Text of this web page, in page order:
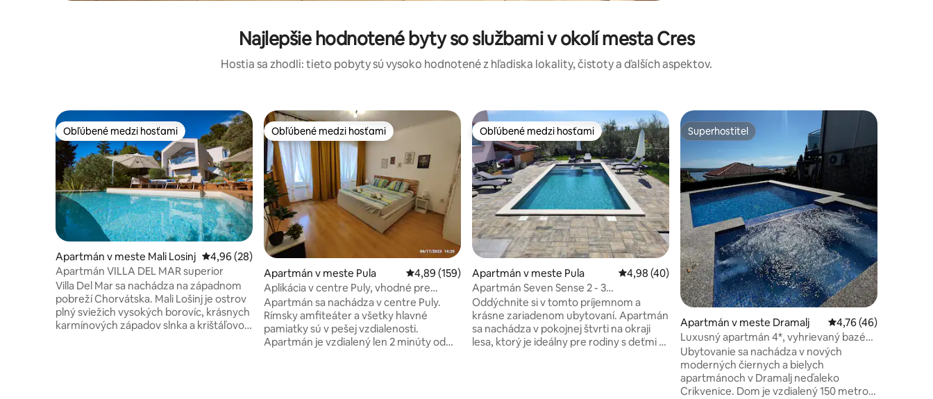
Najlepšie hodnotené byty so službami v okolí mesta Cres
Hostia sa zhodli: tieto pobyty sú vysoko hodnotené z hľadiska lokality, čistoty a ďalších aspektov.
Obľúbené medzi hosťami
Obľúbené medzi hosťami
Apartmán v meste Mali Losinj Priemerné ohodnotenie 4,96 z 5, počet hodnotení: 28
4,96 (28)
Apartmán VILLA DEL MAR superior
Villa Del Mar sa nachádza na západnom
pobreží Chorvátska. Mali Lošinj je ostrov
plný sviežich vysokých borovíc, krásnych
karmínových západov slnka a krištáľovo
Obľúbené medzi hosťami
Obľúbené medzi hosťami
Apartmán v meste Pula Priemerné ohodnotenie 4,89 z 5, počet hodnotení: 159
4,89 (159)
Aplikácia v centre Puly, vhodné pre
domáce zvieratá
Apartmán sa nachádza v centre Puly.
Rímsky amfiteáter a všetky hlavné
pamiatky sú v pešej vzdialenosti.
Apartmán je vzdialený len 2 minúty od
Obľúbené medzi hosťami
Obľúbené medzi hosťami
Apartmán v meste Pula Priemerné ohodnotenie 4,98 z 5, počet hodnotení: 40
4,98 (40)
Apartmán Seven Sense 2 - 3
hviezdičky*** a Puli
Oddýchnite si v tomto príjemnom a
krásne zariadenom ubytovaní. Apartmán
sa nachádza v pokojnej štvrti na okraji
lesa, ktorý je ideálny pre rodiny s deťmi a
Superhostiteľ
Superhostiteľ
Apartmán v meste Dramalj Priemerné
4,76 (46)
Luxusný apartmán 4*, vyhrievaný bazén
a vírivka
Ubytovanie sa nachádza v nových
moderných čiernych a bielych
apartmánoch v Dramalj neďaleko
Crikvenice. Dom je vzdialený 150 metrov